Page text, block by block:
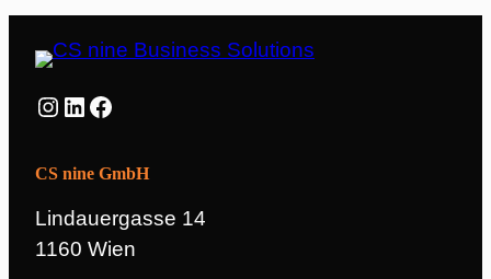
Instagram LinkedIn Facebook
CS nine GmbH
Lindauergasse 14
1160 Wien